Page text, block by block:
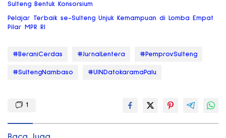
Sulteng Bentuk Konsorsium
Pelajar Terbaik se-Sulteng Unjuk Kemampuan di Lomba Empat
Pilar MPR RI
#BeraniCerdas #JurnalLentera #PemprovSulteng
#SultengNambaso #UINDatokaramaPalu
1